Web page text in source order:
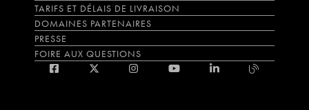
TARIFS ET DÉLAIS DE LIVRAISON
DOMAINES PARTENAIRES
PRESSE
FOIRE AUX QUESTIONS